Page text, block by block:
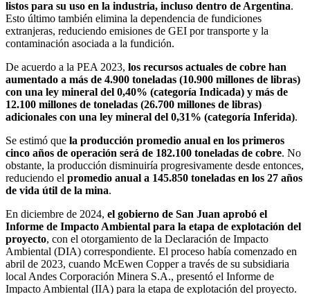
listos para su uso en la industria, incluso dentro de Argentina.
Esto último también elimina la dependencia de fundiciones
extranjeras, reduciendo emisiones de GEI por transporte y la
contaminación asociada a la fundición.
De acuerdo a la PEA 2023, los recursos actuales de cobre han
aumentado a más de 4.900 toneladas (10.900 millones de libras)
con una ley mineral del 0,40% (categoría Indicada) y más de
12.100 millones de toneladas (26.700 millones de libras)
adicionales con una ley mineral del 0,31% (categoría Inferida).
Se estimó que la producción promedio anual en los primeros
cinco años de operación será de 182.100 toneladas de cobre. No
obstante, la producción disminuiría progresivamente desde entonces,
reduciendo el promedio anual a 145.850 toneladas en los 27 años
de vida útil de la mina.
En diciembre de 2024, el gobierno de San Juan aprobó el
Informe de Impacto Ambiental para la etapa de explotación del
proyecto, con el otorgamiento de la Declaración de Impacto
Ambiental (DIA) correspondiente. El proceso había comenzado en
abril de 2023, cuando McEwen Copper a través de su subsidiaria
local Andes Corporación Minera S.A., presentó el Informe de
Impacto Ambiental (IIA) para la etapa de explotación del proyecto.